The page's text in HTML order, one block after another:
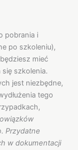
pobrania i
po szkoleniu),
mieć
szkolenia.
jest niezbędne,
tego
Przydatne
w dokumentacji